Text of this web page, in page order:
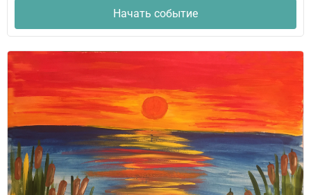
Начать событие